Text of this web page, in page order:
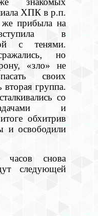
ХПК в р.п.
прибыла на
в
с тенями.
но
«зло» не
своих
вторая группа.
со
и
обхитрив
и освободили
часов снова
следующей